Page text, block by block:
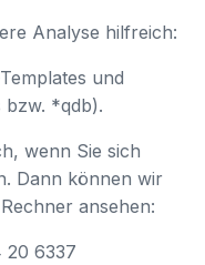
Analyse hilfreich:
und
bzw. *qdb).
wenn Sie sich
Dann können wir
ansehen:
6337